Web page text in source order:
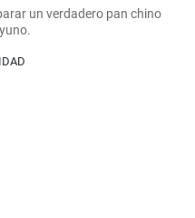
un verdadero pan chino